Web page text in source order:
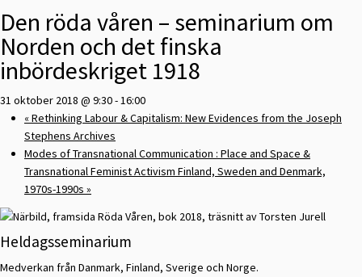
Den röda våren – seminarium om
Norden och det finska
inbördeskriget 1918
31 oktober 2018 @ 9:30- 16:00
«Rethinking Labour & Capitalism: New Evidences from the Joseph
Stephens Archives
Modes of Transnational Communication : Place and Space &
Transnational Feminist Activism Finland, Sweden and Denmark,
1970s-1990s »
Heldagsseminarium
Medverkan från Danmark, Finland, Sverige och Norge.